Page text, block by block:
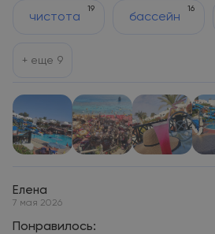
чистота
19
бассейн
16
+ еще 9
Елена
7 мая 2026
Понравилось: